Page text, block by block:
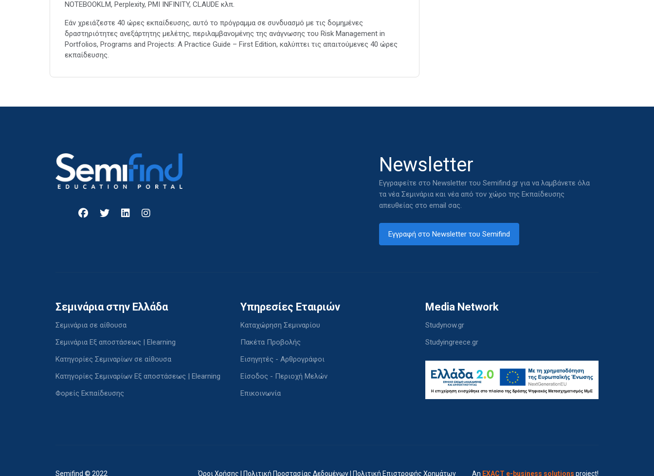
NOTEBOOKLM, Perplexity, PMI INFINITY, CLAUDE κλπ.
Εάν χρειάζεστε 40 ώρες εκπαίδευσης, αυτό το πρόγραμμα σε συνδυασμό με τις δομημένες
δραστηριότητες ανεξάρτητης μελέτης, περιλαμβανομένης της ανάγνωσης του Risk Management in
Portfolios, Programs and Projects: A Practice Guide – First Edition, καλύπτει τις απαιτούμενες 40 ώρες
εκπαίδευσης.
Newsletter
Εγγραφείτε στο Newsletter του Semifind.gr για να λαμβάνετε όλα
τα νέα Σεμινάρια και νέα από τον χώρο της Εκπαίδευσης
απευθείας στο email σας.
Εγγραφή στο Newsletter του Semifind
Σεμινάρια στην Ελλάδα
Σεμινάρια σε αίθουσα
Σεμινάρια Εξ αποστάσεως | Elearning
Κατηγορίες Σεμιναρίων σε αίθουσα
Κατηγορίες Σεμιναρίων Εξ αποστάσεως | Elearning
Φορείς Εκπαίδευσης
Υπηρεσίες Εταιριών
Καταχώρηση Σεμιναρίου
Πακέτα Προβολής
Εισηγητές - Αρθρογράφοι
Είσοδος - Περιοχή Μελών
Επικοινωνία
Media Network
Studynow.gr
Studyingreece.gr
Όροι Χρήσης | Πολιτική Προστασίας Δεδομένων| Πολιτική Επιστροφής Χρημάτων
Semifind © 2022 An EXACT e-business solutions project!